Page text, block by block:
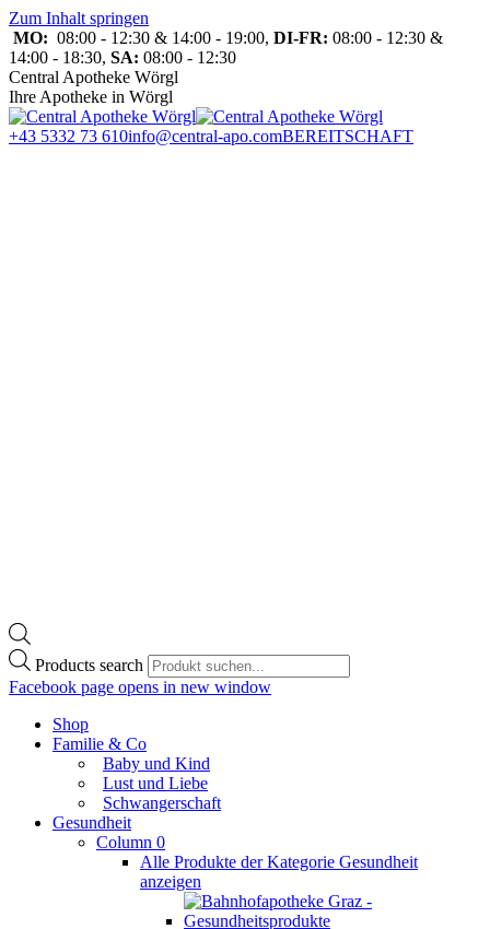
Zum Inhalt springen
MO: 08:00 - 12:30 & 14:00 - 19:00, DI-FR: 08:00 - 12:30 &
14:00 - 18:30, SA: 08:00 - 12:30
Central Apotheke Wörgl
Ihre Apotheke in Wörgl
+43 5332 73 610info@central-apo.comBEREITSCHAFT
Products search
Facebook page opens in new window
Shop
Familie & Co
Baby und Kind
Lust und Liebe
Schwangerschaft
Gesundheit
Column 0
Alle Produkte der Kategorie Gesundheit
anzeigen